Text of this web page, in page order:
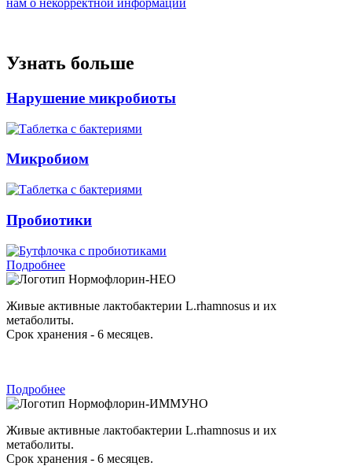
нам о некорректной информации
Узнать больше
Нарушение микробиоты
Микробиом
Пробиотики
Подробнее
Нормофлорин-НЕО
Живые активные лактобактерии L.rhamnosus и их
метаболиты.
Срок хранения - 6 месяцев.
Подробнее
Нормофлорин-ИММУНО
Живые активные лактобактерии L.rhamnosus и их
метаболиты.
Срок хранения - 6 месяцев.